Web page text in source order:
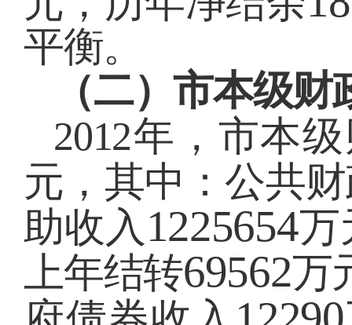
平衡。
（二）市本级
2012年，市本
元，其中：公共
助收入 1225654万
上年结转69562万